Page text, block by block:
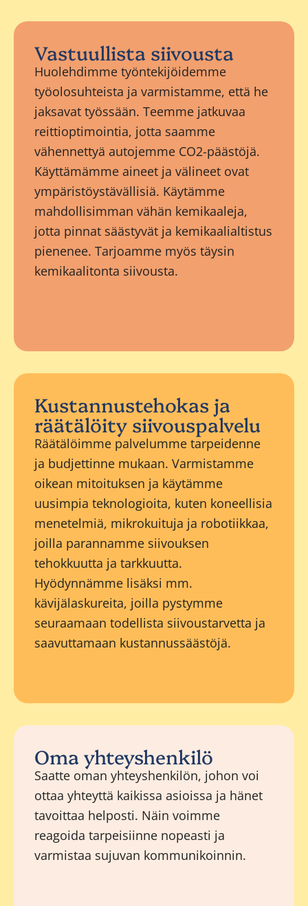
Vastuullista siivousta
Huolehdimme työntekijöidemme
työolosuhteista ja varmistamme, että he
jaksavat työssään. Teemme jatkuvaa
reittioptimointia, jotta saamme
vähennettyä autojemme CO2-päästöjä.
Käyttämämme aineet ja välineet ovat
ympäristöystävällisiä. Käytämme
mahdollisimman vähän kemikaaleja,
jotta pinnat säästyvät ja kemikaalialtistus
pienenee. Tarjoamme myös täysin
kemikaalitonta siivousta.
Kustannustehokas ja
räätälöity siivouspalvelu
Räätälöimme palvelumme tarpeidenne
ja budjettinne mukaan. Varmistamme
oikean mitoituksen ja käytämme
uusimpia teknologioita, kuten koneellisia
menetelmiä, mikrokuituja ja robotiikkaa,
joilla parannamme siivouksen
tehokkuutta ja tarkkuutta.
Hyödynnämme lisäksi mm.
kävijälaskureita, joilla pystymme
seuraamaan todellista siivoustarvetta ja
saavuttamaan kustannussäästöjä.
Oma yhteyshenkilö
Saatte oman yhteyshenkilön, johon voi
ottaa yhteyttä kaikissa asioissa ja hänet
tavoittaa helposti. Näin voimme
reagoida tarpeisiinne nopeasti ja
varmistaa sujuvan kommunikoinnin.